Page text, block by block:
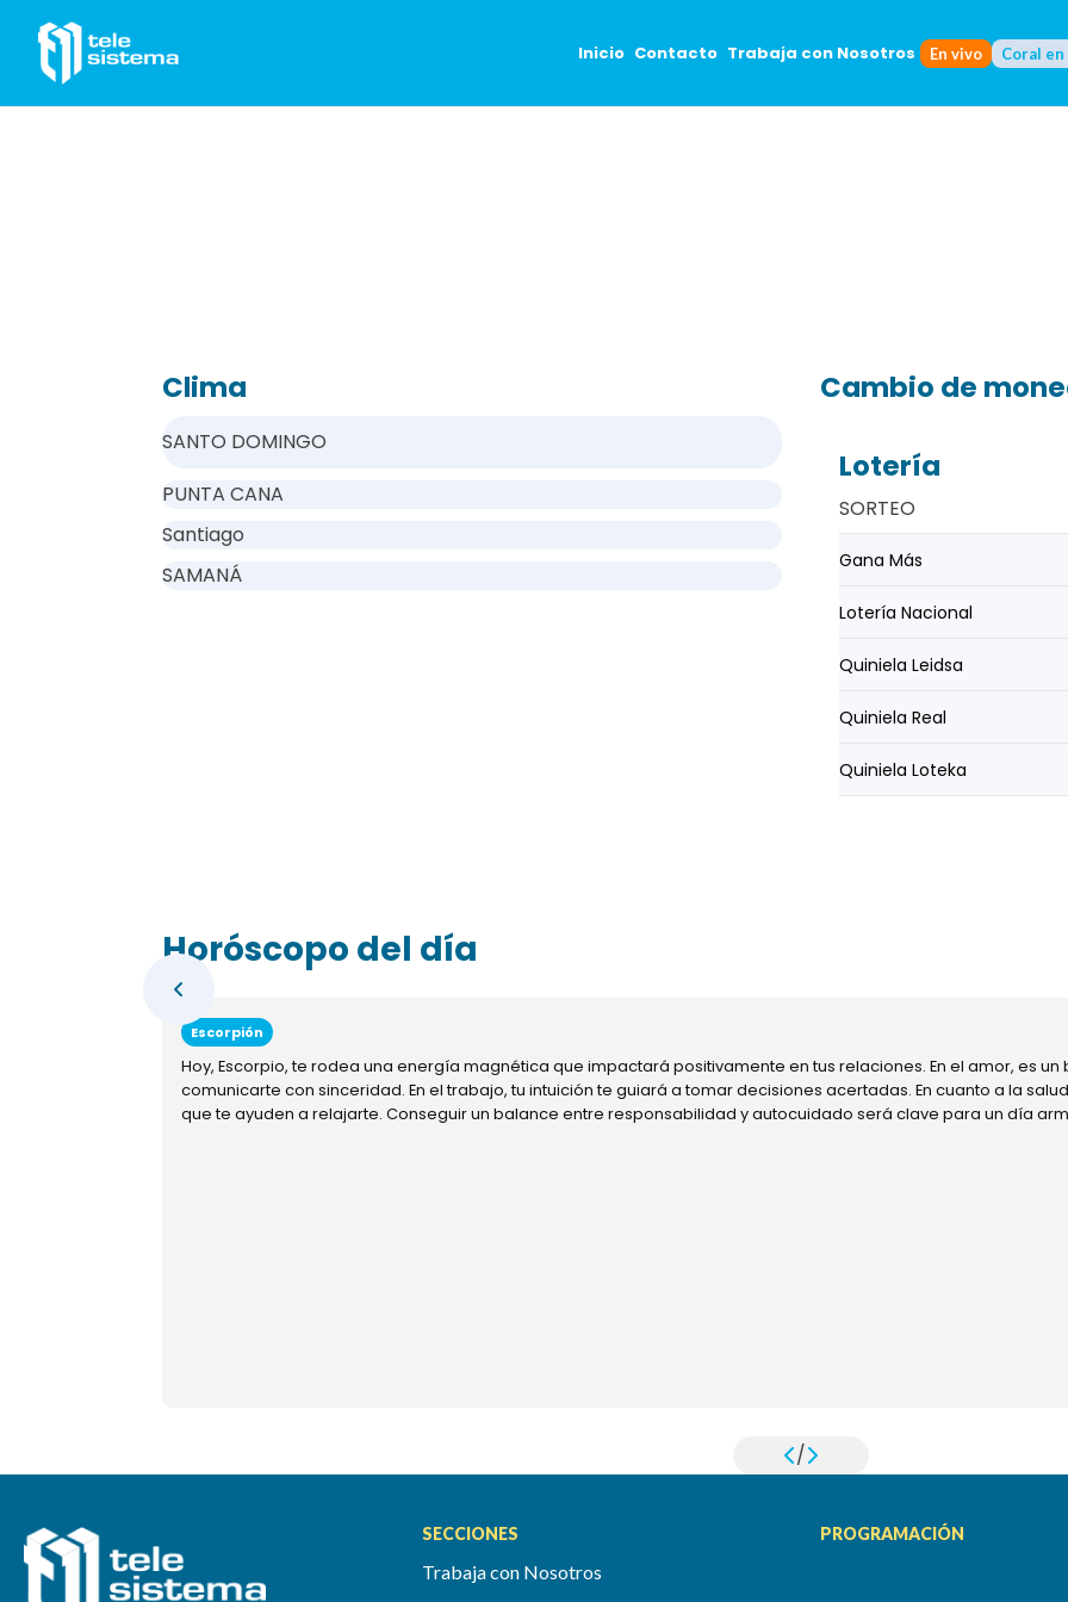
Inicio Contacto Trabaja con Nosotros En vivo Coral
Clima
SANTO DOMINGO
PUNTA CANA
Santiago
SAMANÁ
Cambio de
Lotería
SORTEO
Gana Más
Lotería Nacional
Quiniela Leidsa
Quiniela Real
Quiniela Loteka
Horóscopo del día
Escorpión
Hoy, Escorpio, te rodea una energía magnética que impactará positivamente en tus relaciones. En el amor, es
comunicarte con sinceridad. En el trabajo, tu intuición te guiará a tomar decisiones acertadas. En cuanto a la
que te ayuden a relajarte. Conseguir un balance entre responsabilidad y autocuidado será clave para un día
/
SECCIONES
Trabaja con Nosotros
PROGRAMACIÓN